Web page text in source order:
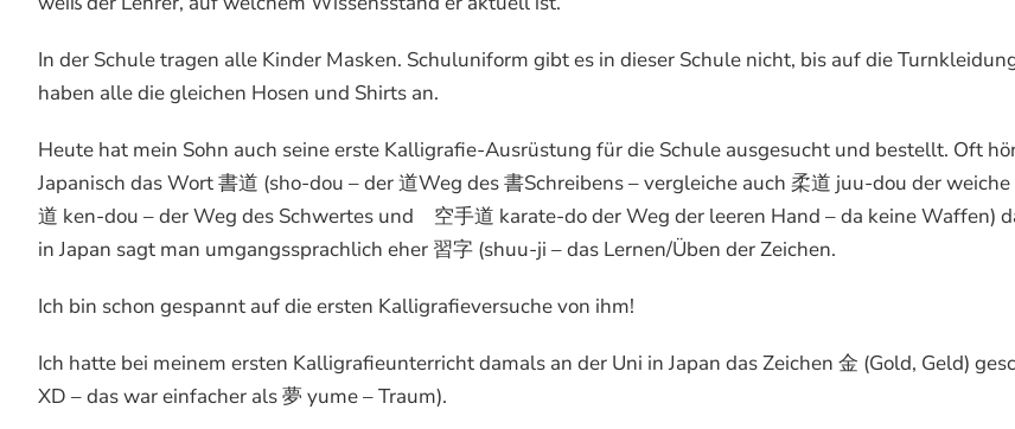
In der Schule tragen alle Kinder Masken. Schuluniform gibt es in dieser Schule nicht, bis auf die
haben alle die gleichen Hosen und Shirts an.
Heute hat mein Sohn auch seine erste Kalligrafie-Ausrüstung für die Schule ausgesucht und bestellt. Oft
Japanisch das Wort 書道 (sho-dou – der 道Weg des 書Schreibens – vergleiche auch 柔道 juu-dou der
道 ken-dou – der Weg des Schwertes und 空手道 karate-do der Weg der leeren Hand – da keine Waffen)
in Japan sagt man umgangssprachlich eher 習字 (shuu-ji – das Lernen/Üben der Zeichen.
Ich bin schon gespannt auf die ersten Kalligrafieversuche von ihm!
Ich hatte bei meinem ersten Kalligrafieunterricht damals an der Uni in Japan das Zeichen 金 (Gold, Geld)
XD – das war einfacher als 夢 yume – Traum).